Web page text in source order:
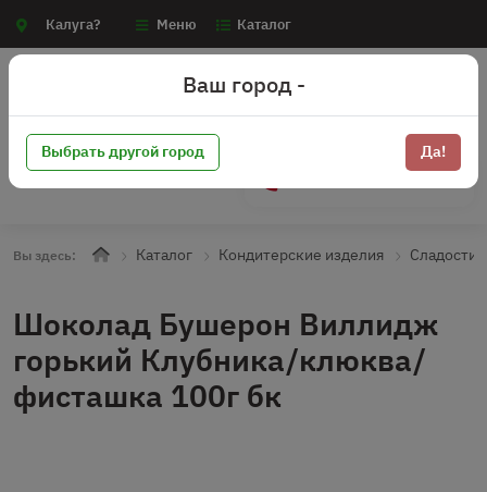
Калуга? Меню Каталог
Вы здесь: Каталог Кондитерские изделия Сладости
Шоколад Бушерон Виллидж
горький Клубника/клюква/
фисташка 100г бк
Ваш город -
Выбрать другой город Да!